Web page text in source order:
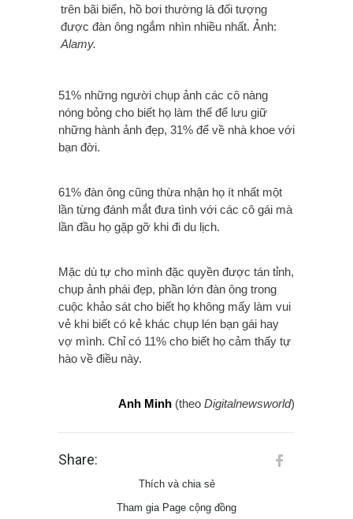
trên bãi biển, hồ bơi thường là đối tượng
được đàn ông ngắm nhìn nhiều nhất. Ảnh:
Alamy.
51% những người chụp ảnh các cô nàng
nóng bỏng cho biết họ làm thế để lưu giữ
những hành ảnh đẹp, 31% để về nhà khoe với
bạn đời.
61% đàn ông cũng thừa nhận họ ít nhất một
lần từng đánh mắt đưa tình với các cô gái mà
lần đầu họ gặp gỡ khi đi du lịch.
Mặc dù tự cho mình đặc quyền được tán tỉnh,
chụp ảnh phái đẹp, phần lớn đàn ông trong
cuộc khảo sát cho biết họ không mấy làm vui
vẻ khi biết có kẻ khác chụp lén bạn gái hay
vợ mình. Chỉ có 11% cho biết họ cảm thấy tự
hào về điều này.
Anh Minh (theo Digitalnewsworld)
Share:
Thích và chia sẻ
Tham gia Page cộng đồng